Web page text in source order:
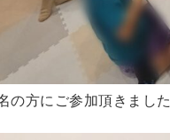
の方にご参加頂きました